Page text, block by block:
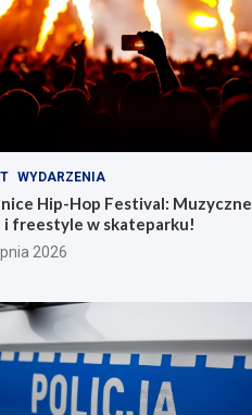
WYDARZENIA
Hip-Hop Festival: Muzyczne
i freestyle w skateparku!
2026